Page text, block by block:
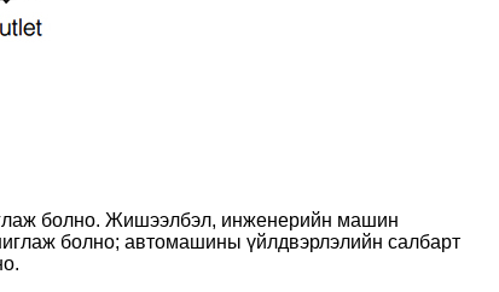
болно. Жишээлбэл, инженерийн машин
болно; автомашины үйлдвэрлэлийн салбарт